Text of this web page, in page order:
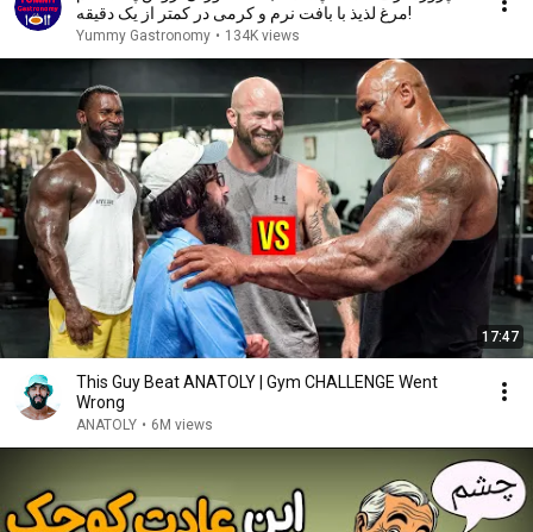
مرغ لذیذ با بافت نرم و کرمی در کمتر از یک دقیقه!
Yummy Gastronomy • 134K views
17:47
This Guy Beat ANATOLY | Gym CHALLENGE Went
Wrong
ANATOLY • 6M views